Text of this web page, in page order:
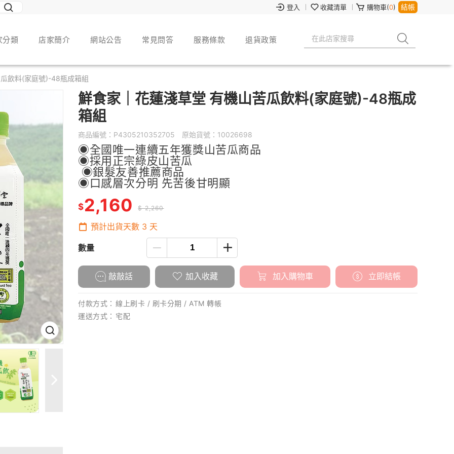
登入 收藏清單 購物車(0) 結帳
分類 店家簡介 網站公告 常見問答 服務條款 退貨政策
飲料(家庭號)-48瓶成箱組
鮮食家｜花蓮淺草堂 有機山苦瓜飲料(家庭號)-48瓶成
箱組
商品編號： P4305210352705 原始貨號： 10026698
◉全國唯一連續五年獲獎山苦瓜商品
◉採用正宗綠皮山苦瓜
◉銀髮友善推薦商品
◉口感層次分明 先苦後甘明顯
$2,160 $ 2,260
預計出貨天數 3 天
數量
敲敲話 加入收藏 加入購物車 立即結帳
付款方式： 線上刷卡 / 刷卡分期 / ATM 轉帳
運送方式： 宅配